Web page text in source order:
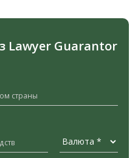
Lawyer Guarantor